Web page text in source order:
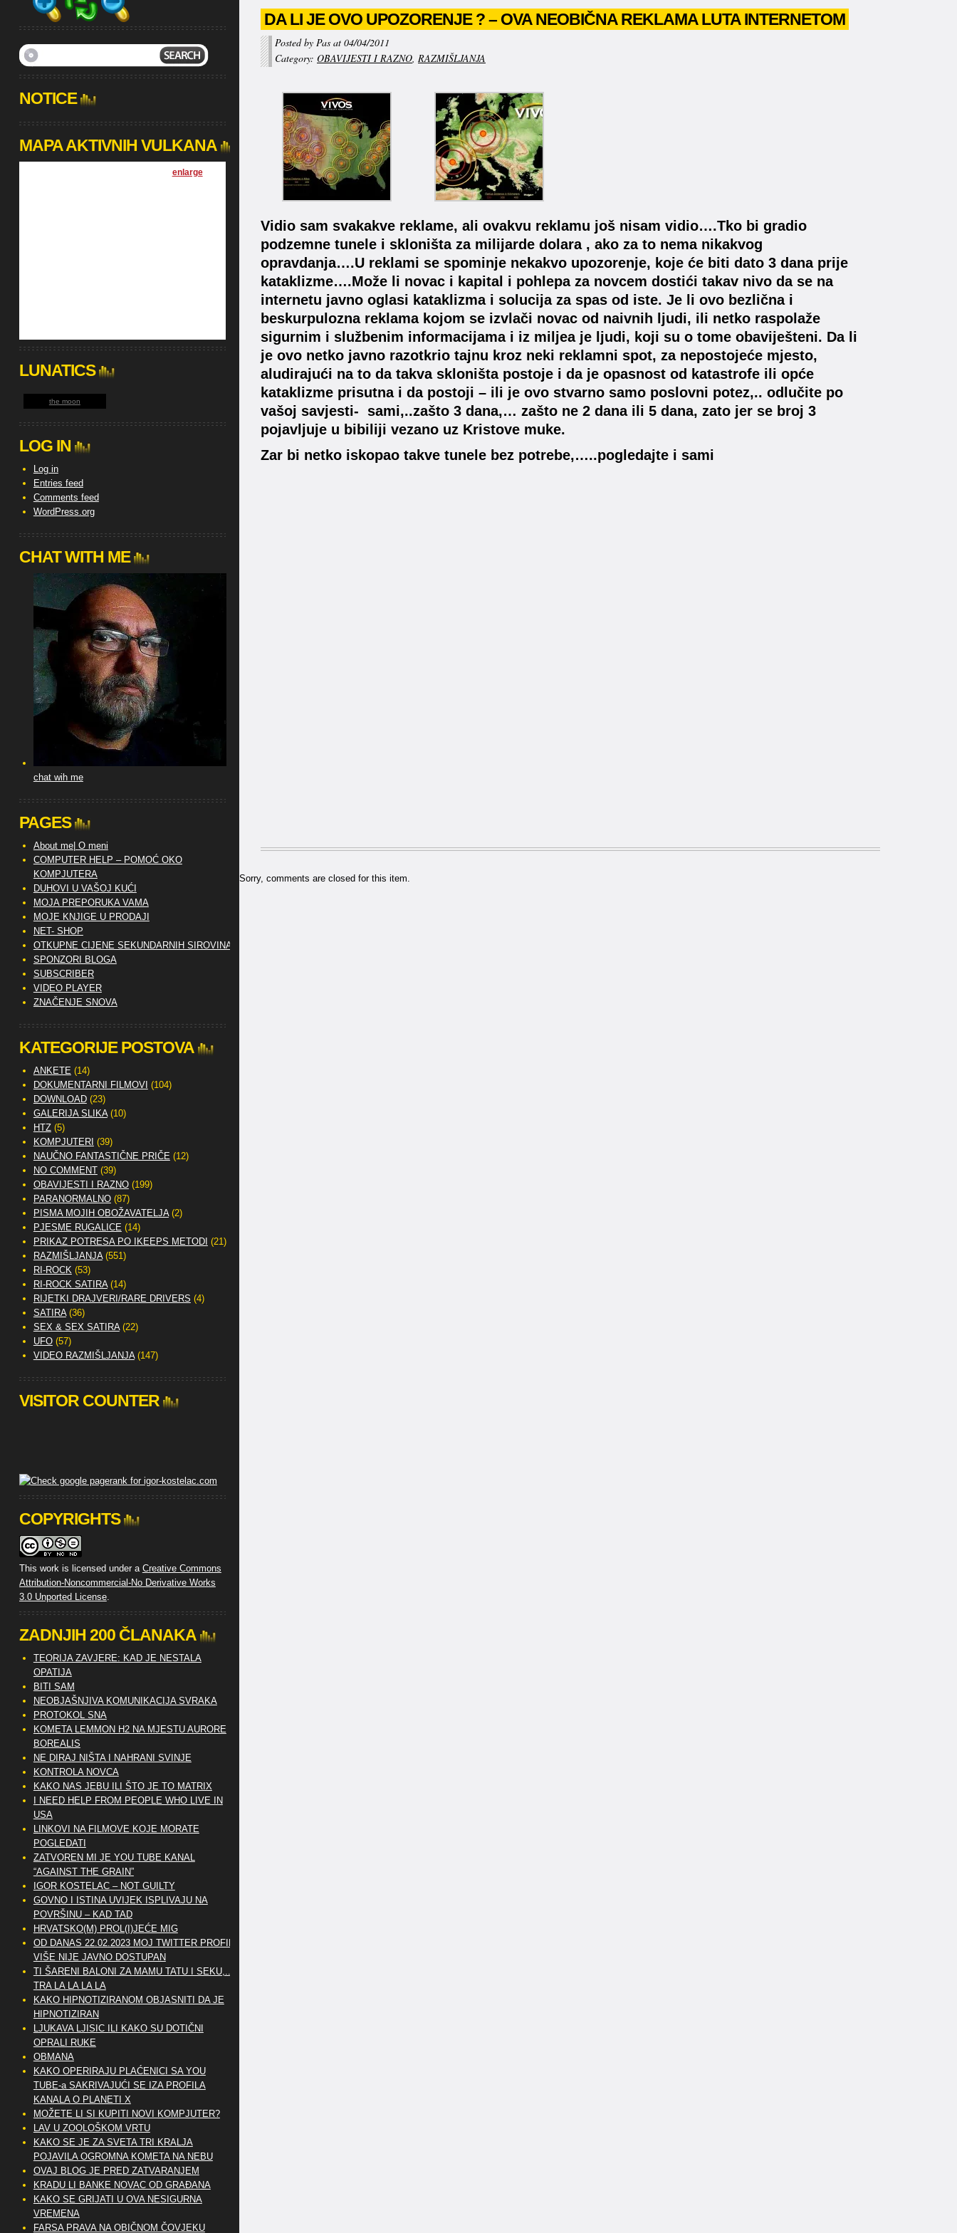
DA LI JE OVO UPOZORENJE ? – OVA NEOBIČNA REKLAMA LUTA INTERNETOM
Posted by Pas at 04/04/2011
Category: OBAVIJESTI I RAZNO, RAZMIŠLJANJA
Vidio sam svakakve reklame, ali ovakvu reklamu još nisam vidio….Tko bi gradio
podzemne tunele i skloništa za milijarde dolara , ako za to nema nikakvog
opravdanja….U reklami se spominje nekakvo upozorenje, koje će biti dato 3 dana prije
kataklizme….Može li novac i kapital i pohlepa za novcem dostići takav nivo da se na
internetu javno oglasi kataklizma i solucija za spas od iste. Je li ovo bezlična i
beskurpulozna reklama kojom se izvlači novac od naivnih ljudi, ili netko raspolaže
sigurnim i službenim informacijama i iz miljea je ljudi, koji su o tome obaviješteni. Da li
je ovo netko javno razotkrio tajnu kroz neki reklamni spot, za nepostojeće mjesto,
aludirajući na to da takva skloništa postoje i da je opasnost od katastrofe ili opće
kataklizme prisutna i da postoji – ili je ovo stvarno samo poslovni potez,.. odlučite po
vašoj savjesti- sami,..zašto 3 dana,… zašto ne 2 dana ili 5 dana, zato jer se broj 3
pojavljuje u bibiliji vezano uz Kristove muke.
Zar bi netko iskopao takve tunele bez potrebe,…..pogledajte i sami
Sorry, comments are closed for this item.
NOTICE
MAPA AKTIVNIH VULKANA
enlarge]
LUNATICS
the moon
LOG IN
Log in
Entries feed
Comments feed
WordPress.org
CHAT WITH ME
chat wih me
PAGES
About me| O meni
COMPUTER HELP – POMOĆ OKO
KOMPJUTERA
DUHOVI U VAŠOJ KUĆI
MOJA PREPORUKA VAMA
MOJE KNJIGE U PRODAJI
NET- SHOP
OTKUPNE CIJENE SEKUNDARNIH SIROVINA
SPONZORI BLOGA
SUBSCRIBER
VIDEO PLAYER
ZNAČENJE SNOVA
KATEGORIJE POSTOVA
ANKETE (14)
DOKUMENTARNI FILMOVI (104)
DOWNLOAD(23)
GALERIJA SLIKA(10)
HTZ(5)
KOMPJUTERI (39)
NAUČNO FANTASTIČNE PRIČE (12)
NO COMMENT(39)
OBAVIJESTI I RAZNO(199)
PARANORMALNO(87)
PISMA MOJIH OBOŽAVATELJA(2)
PJESME RUGALICE (14)
PRIKAZ POTRESA PO IKEEPS METODI (21)
RAZMIŠLJANJA(551)
RI-ROCK(53)
RI-ROCK SATIRA(14)
RIJETKI DRAJVERI/RARE DRIVERS (4)
SATIRA(36)
SEX & SEX SATIRA(22)
UFO(57)
VIDEO RAZMIŠLJANJA(147)
VISITOR COUNTER
COPYRIGHTS
This work is licensed under a Creative Commons
Attribution-Noncommercial-No Derivative Works
3.0 Unported License.
ZADNJIH 200 ČLANAKA
TEORIJA ZAVJERE: KAD JE NESTALA
OPATIJA
BITI SAM
NEOBJAŠNJIVA KOMUNIKACIJA SVRAKA
PROTOKOL SNA
KOMETA LEMMON H2 NA MJESTU AURORE
BOREALIS
NE DIRAJ NIŠTA I NAHRANI SVINJE
KONTROLA NOVCA
KAKO NAS JEBU ILI ŠTO JE TO MATRIX
I NEED HELP FROM PEOPLE WHO LIVE IN
USA
LINKOVI NA FILMOVE KOJE MORATE
POGLEDATI
ZATVOREN MI JE YOU TUBE KANAL
“AGAINST THE GRAIN”
IGOR KOSTELAC – NOT GUILTY
GOVNO I ISTINA UVIJEK ISPLIVAJU NA
POVRŠINU – KAD TAD
HRVATSKO(M) PROL(I)JEĆE MIG
OD DANAS 22.02.2023 MOJ TWITTER PROFIL
VIŠE NIJE JAVNO DOSTUPAN
TI ŠARENI BALONI ZA MAMU TATU I SEKU,..
TRA LA LA LA LA
KAKO HIPNOTIZIRANOM OBJASNITI DA JE
HIPNOTIZIRAN
LJUKAVA LJISIC ILI KAKO SU DOTIČNI
OPRALI RUKE
OBMANA
KAKO OPERIRAJU PLAĆENICI SA YOU
TUBE-a SAKRIVAJUĆI SE IZA PROFILA
KANALA O PLANETI X
MOŽETE LI SI KUPITI NOVI KOMPJUTER?
LAV U ZOOLOŠKOM VRTU
KAKO SE JE ZA SVETA TRI KRALJA
POJAVILA OGROMNA KOMETA NA NEBU
OVAJ BLOG JE PRED ZATVARANJEM
KRADU LI BANKE NOVAC OD GRAĐANA
KAKO SE GRIJATI U OVA NESIGURNA
VREMENA
FARSA PRAVA NA OBIČNOM ČOVJEKU